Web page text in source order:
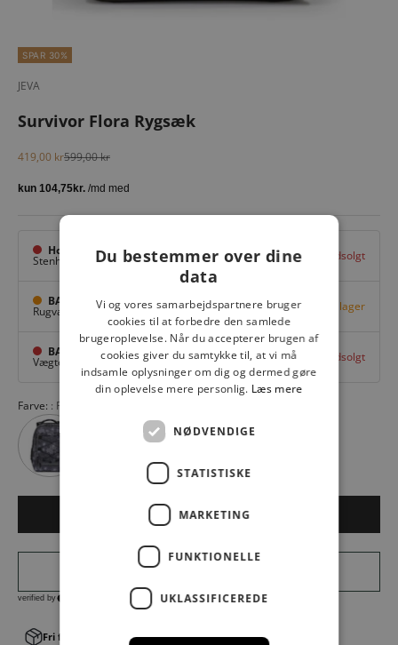
SPAR 30%
JEVA
Survivor Flora Rygsæk
Salgspris
419,00 krNormalpris
599,00 kr
Hovedlager
Stenhuggervej 10, Odense M Udsolgt
BAGGI Tarup Center
Rugvang 36, Odense NV Få på lager
BAGGI Nyborg
Vægtergade 1,Nyborg Udsolgt
Farve: Flora
LÆG I KURV
Fri fragt v. køb over 499,00 kr.│Levering 1-3 hverdage
Du bestemmer over dine
data
Vi og vores samarbejdspartnere bruger
cookies til at forbedre den samlede
brugeroplevelse. Når du accepterer brugen af
cookies giver du samtykke til, at vi må
indsamle oplysninger om dig og dermed gøre
din oplevelse mere personlig. Læs mere
NØDVENDIGE
STATISTISKE
MARKETING
FUNKTIONELLE
UKLASSIFICEREDE